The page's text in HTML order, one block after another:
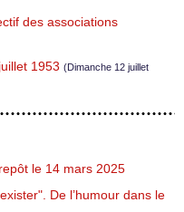
des associations
1953 (Dimanche 12 juillet
le 14 mars 2025
De l’humour dans le